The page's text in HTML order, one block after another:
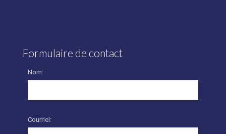
Formulaire de contact
Nom:
Courriel: